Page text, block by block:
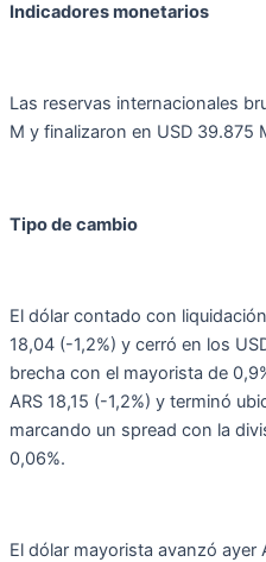
Indicadores monetarios
Las reservas internacionales
M y finalizaron en USD 39.875
Tipo de cambio
El dólar contado con
18,04 (-1,2%) y cerró en los
brecha con el mayorista de
ARS 18,15 (-1,2%) y terminó
marcando un spread con la
0,06%.
El dólar mayorista avanzó ayer